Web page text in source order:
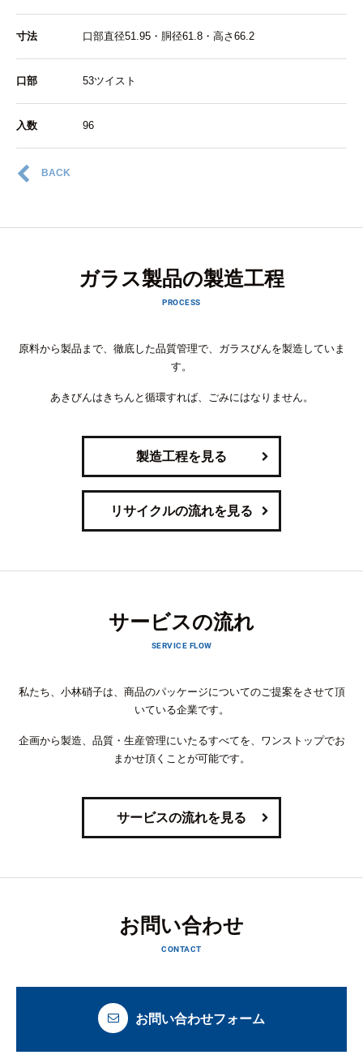
寸法 口部直径51.95・胴径61.8・高さ66.2
口部 53ツイスト
入数 96
BACK
ガラス製品の製造工程
PROCESS
原料から製品まで、徹底した品質管理で、ガラスびんを製造していま
す。
あきびんはきちんと循環すれば、ごみにはなりません。
製造工程を見る
リサイクルの流れを見る
サービスの流れ
SERVICE FLOW
私たち、小林硝子は、商品のパッケージについてのご提案をさせて頂
いている企業です。
企画から製造、品質・生産管理にいたるすべてを、ワンストップでお
まかせ頂くことが可能です。
サービスの流れを見る
お問い合わせ
CONTACT
お問い合わせフォーム